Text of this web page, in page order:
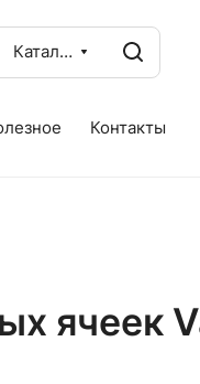
Каталог
Контакты
ячеек